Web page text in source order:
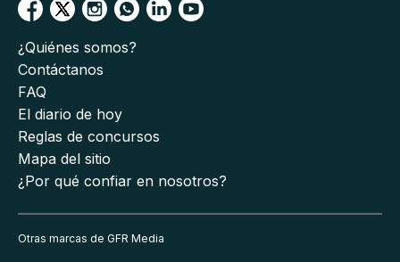
¿Quiénes somos?
Contáctanos
FAQ
El diario de hoy
Reglas de concursos
Mapa del sitio
¿Por qué confiar en nosotros?
Otras marcas de GFR Media